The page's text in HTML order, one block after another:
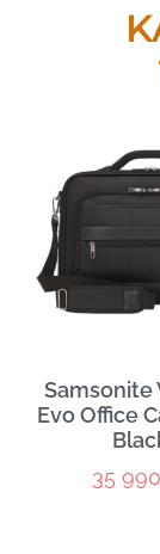
Samsonite
Evo Office
35 990